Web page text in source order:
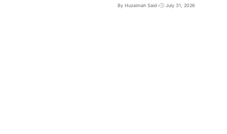
By Huzaimah Said• July 31, 2026